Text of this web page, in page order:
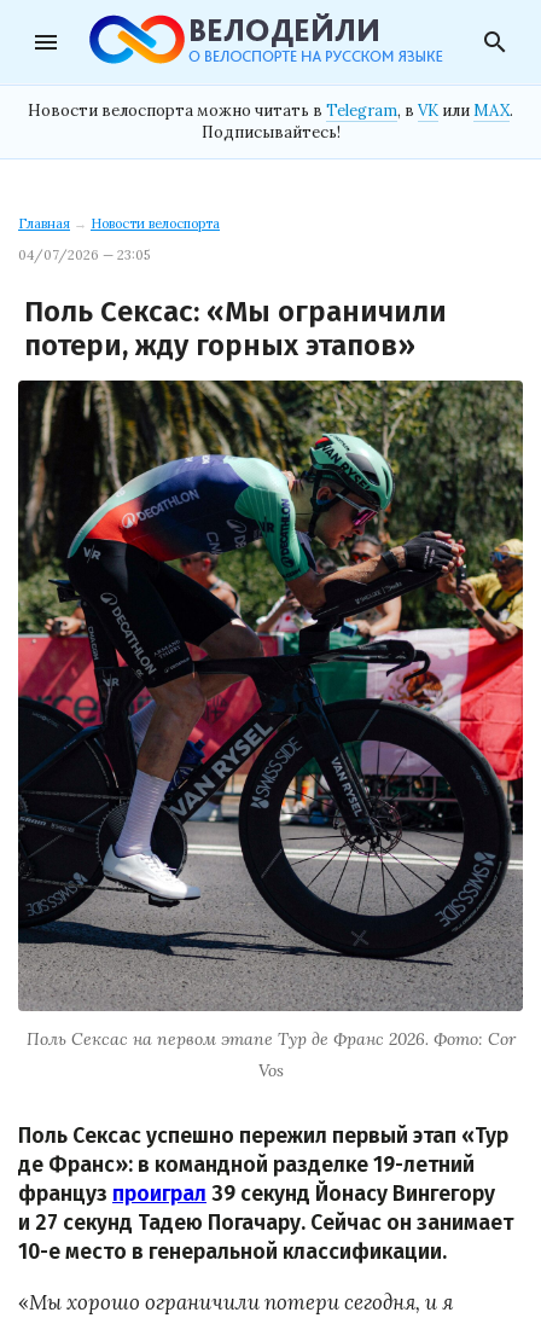
menu search
Новости велоспорта можно читать в Telegram, в VK илиMAX.
Подписывайтесь!
Главная → Новости велоспорта
04/07/2026 — 23:05
Поль Сексас: «Мы ограничили
потери, жду горных этапов»
Поль Сексас на первом этапе Тур де Франс 2026. Фото: Cor
Vos
Поль Сексас успешно пережил первый этап «Тур
де Франс»: в командной разделке 19-летний
француз проиграл 39 секунд Йонасу Вингегору
и 27 секунд Тадею Погачару. Сейчас он занимает
10-е место в генеральной классификации.
«Мы хорошо ограничили потери сегодня, и я